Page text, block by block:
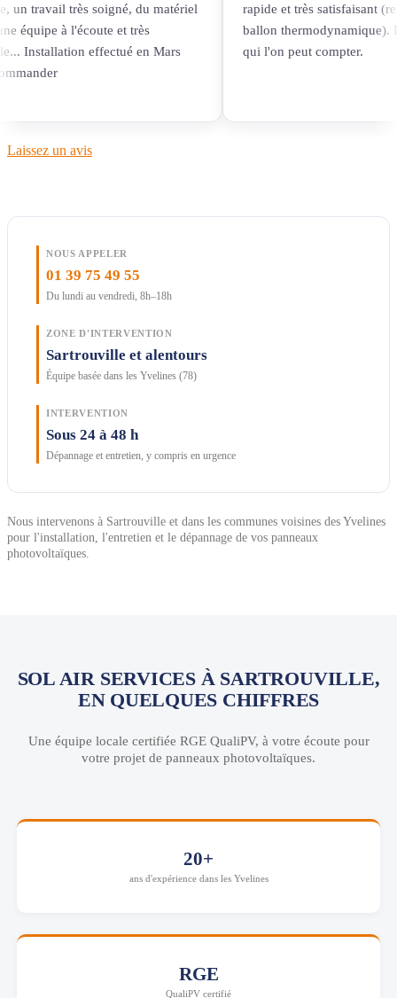
un travail très soigné, du matériel
équipe à l'écoute et très
Installation effectué en Mars
rapide et très satisfaisant
ballon thermodynamique).
qui l'on peut compter.
Laissez un avis
NOUS APPELER
01 39 75 49 55
Du lundi au vendredi, 8h–18h
ZONE D'INTERVENTION
Sartrouville et alentours
Équipe basée dans les Yvelines (78)
INTERVENTION
Sous 24 à 48 h
Dépannage et entretien, y compris en urgence
Nous intervenons à Sartrouville et dans les communes voisines des Yvelines
pour l'installation, l'entretien et le dépannage de vos panneaux
photovoltaïques.
SOL AIR SERVICES À SARTROUVILLE,
EN QUELQUES CHIFFRES
Une équipe locale certifiée RGE QualiPV, à votre écoute pour
votre projet de panneaux photovoltaïques.
20+
ans d'expérience dans les Yvelines
RGE
QualiPV certifié